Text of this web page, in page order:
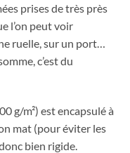
prises de très près
l’on peut voir
ruelle, sur un port…
c’est du
g/m²) est encapsulé à
mat (pour éviter les
bien rigide.